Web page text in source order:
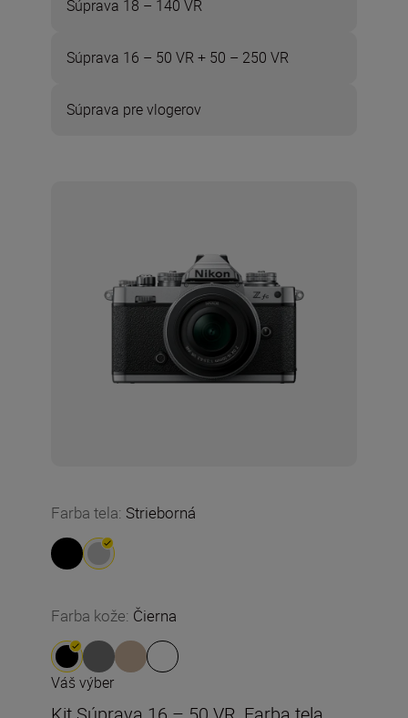
Súprava 18 – 140 VR
Súprava 16 – 50 VR + 50 – 250 VR
Súprava pre vlogerov
Farba tela: Strieborná
Farba kože: Čierna
Váš výber